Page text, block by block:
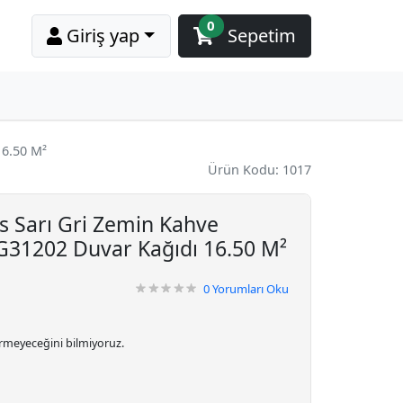
Giriş yap Sepetim
0
M²
Ürün Kodu: 1017
Sarı Gri Zemin Kahve
Duvar Kağıdı 16.50 M²
0Yorumları Oku
bilmiyoruz.